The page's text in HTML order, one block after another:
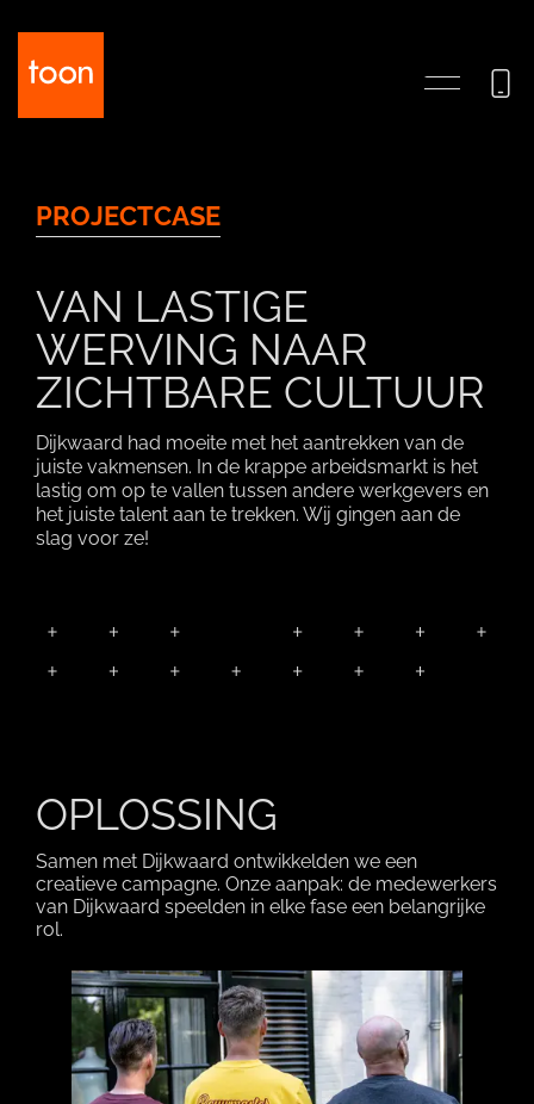
PROJECTCASE
VAN LASTIGE
WERVING NAAR
ZICHTBARE CULTUUR
Dijkwaard had moeite met het aantrekken van de
juiste vakmensen. In de krappe arbeidsmarkt is het
lastig om op te vallen tussen andere werkgevers en
het juiste talent aan te trekken. Wij gingen aan de
slag voor ze!
OPLOSSING
Samen met Dijkwaard ontwikkelden we een
creatieve campagne. Onze aanpak: de medewerkers
van Dijkwaard speelden in elke fase een belangrijke
rol.